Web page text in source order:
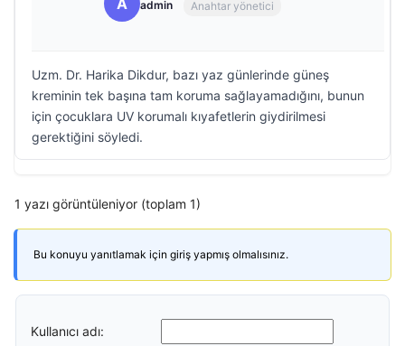
A admin Anahtar yönetici
Uzm. Dr. Harika Dikdur, bazı yaz günlerinde güneş
kreminin tek başına tam koruma sağlayamadığını, bunun
için çocuklara UV korumalı kıyafetlerin giydirilmesi
gerektiğini söyledi.
1 yazı görüntüleniyor (toplam 1)
Bu konuyu yanıtlamak için giriş yapmış olmalısınız.
Kullanıcı adı: